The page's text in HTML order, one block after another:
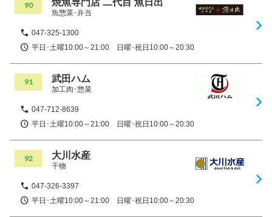
90
魚惣菜･弁当
047-325-1300
平日･土曜10:00～21:00 日曜･祝日10:00～20:30
91 武田ハム
加工肉･惣菜
047-712-8639
平日･土曜10:00～21:00 日曜･祝日10:00～20:30
92 大川水産
干物
047-326-3397
平日･土曜10:00～21:00 日曜･祝日10:00～20:30